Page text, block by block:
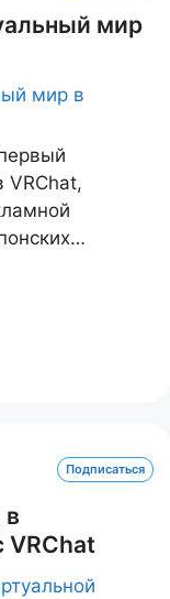
мир
VRChat,
Подписаться
в
VRChat